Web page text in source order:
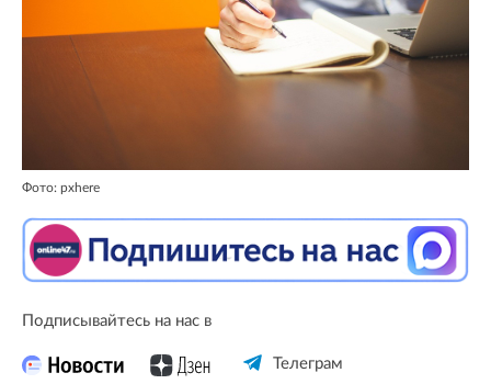
Фото: pxhere
Подписывайтесь на нас в
Телеграм